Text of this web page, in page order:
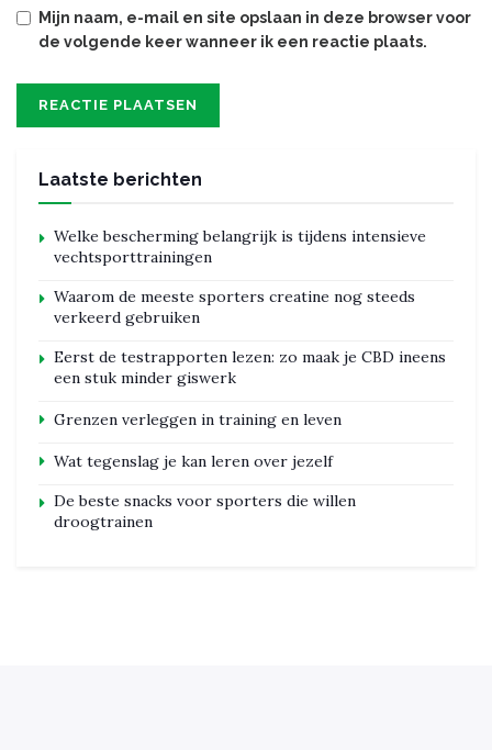
Mijn naam, e-mail en site opslaan in deze browser voor
de volgende keer wanneer ik een reactie plaats.
Laatste berichten
Welke bescherming belangrijk is tijdens intensieve
vechtsporttrainingen
Waarom de meeste sporters creatine nog steeds
verkeerd gebruiken
Eerst de testrapporten lezen: zo maak je CBD ineens
een stuk minder giswerk
Grenzen verleggen in training en leven
Wat tegenslag je kan leren over jezelf
De beste snacks voor sporters die willen
droogtrainen